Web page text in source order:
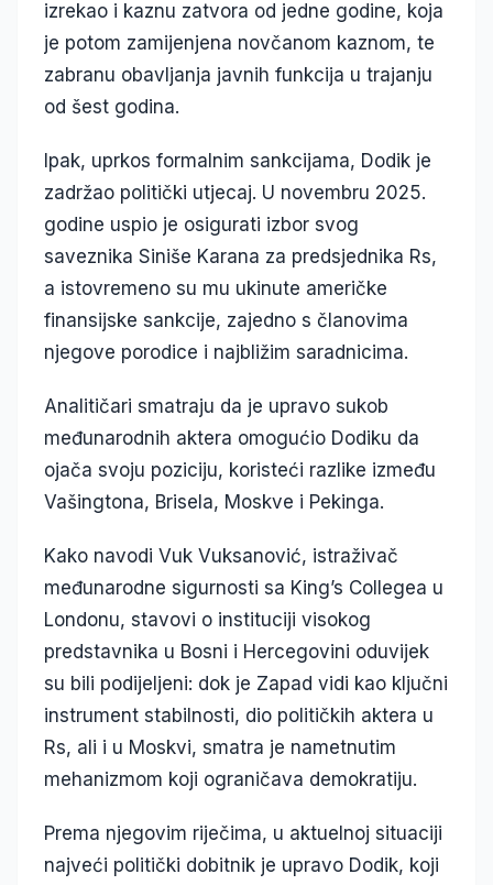
izrekao i kaznu zatvora od jedne godine, koja
je potom zamijenjena novčanom kaznom, te
zabranu obavljanja javnih funkcija u trajanju
od šest godina.
Ipak, uprkos formalnim sankcijama, Dodik je
zadržao politički utjecaj. U novembru 2025.
godine uspio je osigurati izbor svog
saveznika Siniše Karana za predsjednika Rs,
a istovremeno su mu ukinute američke
finansijske sankcije, zajedno s članovima
njegove porodice i najbližim saradnicima.
Analitičari smatraju da je upravo sukob
međunarodnih aktera omogućio Dodiku da
ojača svoju poziciju, koristeći razlike između
Vašingtona, Brisela, Moskve i Pekinga.
Kako navodi Vuk Vuksanović, istraživač
međunarodne sigurnosti sa King’s Collegea u
Londonu, stavovi o instituciji visokog
predstavnika u Bosni i Hercegovini oduvijek
su bili podijeljeni: dok je Zapad vidi kao ključni
instrument stabilnosti, dio političkih aktera u
Rs, ali i u Moskvi, smatra je nametnutim
mehanizmom koji ograničava demokratiju.
Prema njegovim riječima, u aktuelnoj situaciji
najveći politički dobitnik je upravo Dodik, koji